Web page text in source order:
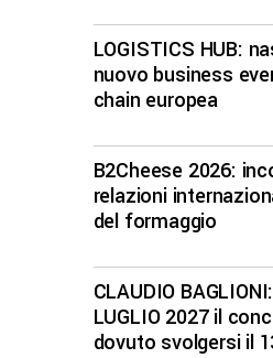
LOGISTICS HUB:
nuovo business
chain europea
B2Cheese 2026:
relazioni
del formaggio
CLAUDIO
LUGLIO 2027 il
dovuto svolgersi il